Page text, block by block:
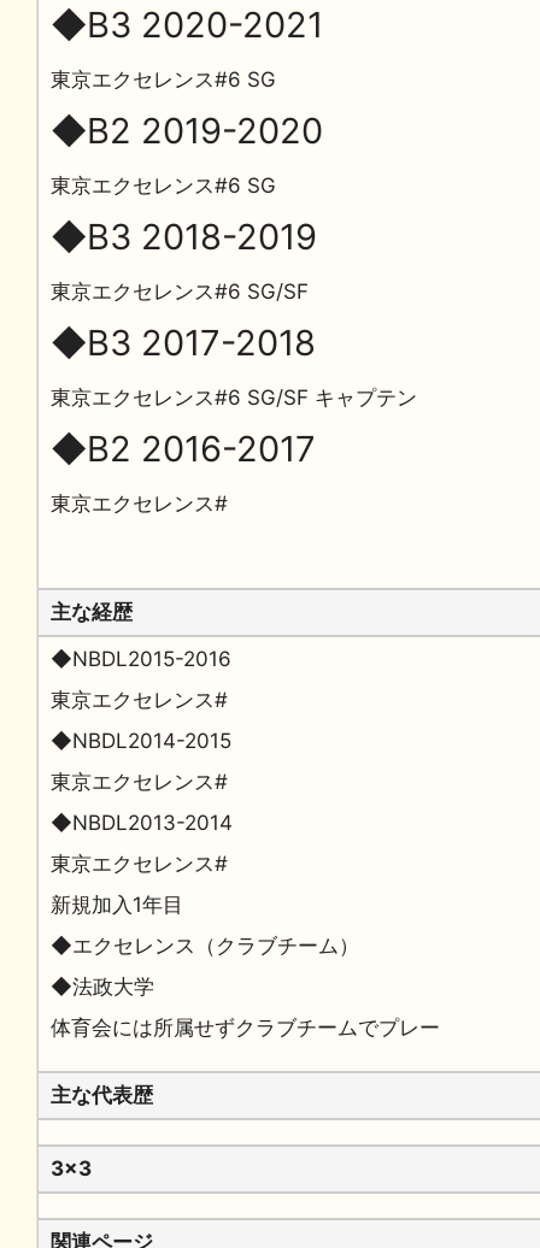
◆B3 2020-2021
東京エクセレンス#6 SG
◆B2 2019-2020
東京エクセレンス#6 SG
◆B3 2018-2019
東京エクセレンス#6 SG/SF
◆B3 2017-2018
東京エクセレンス#6 SG/SF キャプテン
◆B2 2016-2017
東京エクセレンス#
主な経歴
◆NBDL2015-2016
東京エクセレンス#
◆NBDL2014-2015
東京エクセレンス#
◆NBDL2013-2014
東京エクセレンス#
新規加入1年目
◆エクセレンス（クラブチーム）
◆法政大学
体育会には所属せずクラブチームでプレー
主な代表歴
3x3
関連ページ